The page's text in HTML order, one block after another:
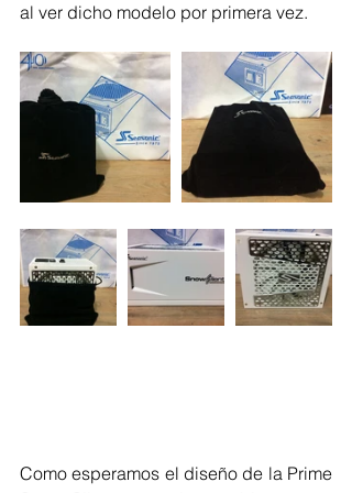
al ver dicho modelo por primera vez.
Como esperamos el diseño de la Prime